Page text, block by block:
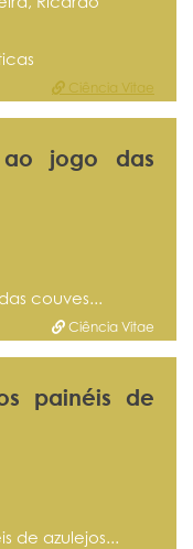
Ciência Vitae
jogo das
couves...
Ciência Vitae
painéis de
de azulejos...